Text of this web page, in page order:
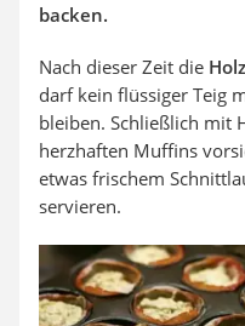
backen.
Nach dieser Zeit die
darf kein flüssiger Teig
bleiben. Schließlich mit
herzhaften Muffins
etwas frischem
servieren.